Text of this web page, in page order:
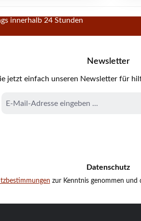
innerhalb 24 Stunden
Newsletter
jetzt einfach unseren Newsletter für
Mail-
Datenschutz
zur Kenntnis genommen und